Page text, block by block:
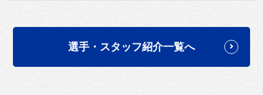
選手・スタッフ紹介一覧へ